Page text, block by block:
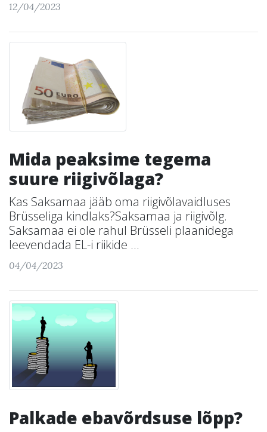
12/04/2023
Mida peaksime tegema
suure riigivõlaga?
Kas Saksamaa jääb oma riigivõlavaidluses
Brüsseliga kindlaks?Saksamaa ja riigivõlg.
Saksamaa ei ole rahul Brüsseli plaanidega
leevendada EL-i riikide ...
04/04/2023
Palkade ebavõrdsuse lõpp?